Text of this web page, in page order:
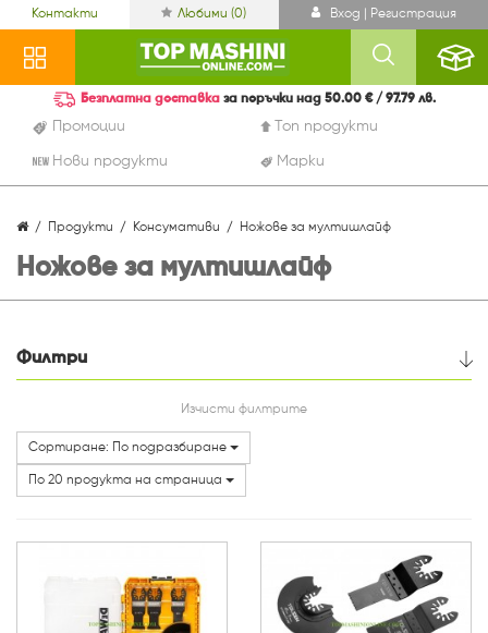
Контакти Любими (0) Вход | Регистрация
Промоции Топ продукти
Нови продукти Марки
Безплатна доставка за поръчки над 50.00 € / 97.79 лв.
Продукти Консумативи Ножове за мултишлайф
Ножове за мултишлайф
Филтри
Марки
Изчисти филтрите
Сортиране: По подразбиране
По 20 продукта на страница